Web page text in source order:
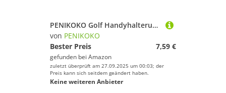
PENIKOKO Golf Handyhalterung für Golfschläger Golf Telefonhalter Ständer zur Schwunganalyse und Putt korrektur Geeignet für Training und Wettkampf in Schwarz und Rot
von PENIKOKO
Bester Preis
7,59 €
gefunden bei Amazon
zuletzt überprüft am 27.09.2025 um 00:03; der
Preis kann sich seitdem geändert haben.
Keine weiteren Anbieter